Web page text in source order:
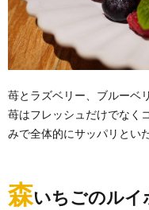
苺とラズベリー、ブルーベ
苺はフレッシュだけでなく
みで全体的にサッパリとい
森いちごのルイ